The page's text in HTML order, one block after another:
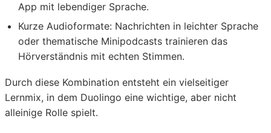
App mit lebendiger Sprache.
Kurze Audioformate: Nachrichten in leichter Sprache
oder thematische Minipodcasts trainieren das
Hörverständnis mit echten Stimmen.
Durch diese Kombination entsteht ein vielseitiger
Lernmix, in dem Duolingo eine wichtige, aber nicht
alleinige Rolle spielt.